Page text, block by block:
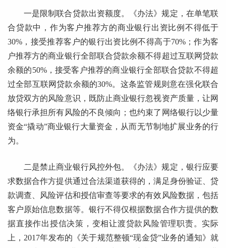
一是限制联合贷款出资额度。《办法》规定，在单笔联
合贷款中，作为客户推荐方的商业银行出资比例不得低于
30%，接受推荐客户的银行出资比例不得高于70%；作为客
户推荐方的商业银行全部联合贷款余额不得超过互联网贷款
余额的50%，接受客户推荐的商业银行全部联合贷款不得超
过全部互联网贷款余额的30%。这条监管规则意在强化联合
放贷双方的风险意识，既防止商业银行忽视资产质量，让网
络银行承担所有风险的不良倾向；也约束了网络银行以少量
资金“撬动”商业银行大量资金，从而无节制地扩展业务的行
为。
二是禁止商业银行风控外包。《办法》规定，银行应要
求数据合作方提供通过合法渠道获得的，满足身份验证、贷
款调查、风险评估和授信审查等要求的有效风险数据，包括
客户原始信息数据等。银行不得仅根据数据合作方提供的数
据直接作出授信决策，变相让渡贷款风险管理职责。实际
上，2017年发布的《关于规范整顿“现金贷”业务的通知》就